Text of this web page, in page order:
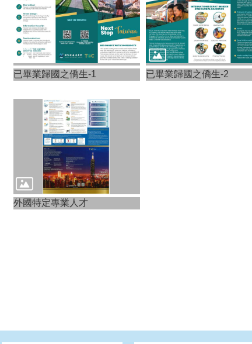
已畢業歸國之僑生-1 已畢業歸國之僑生-2
外國特定專業人才